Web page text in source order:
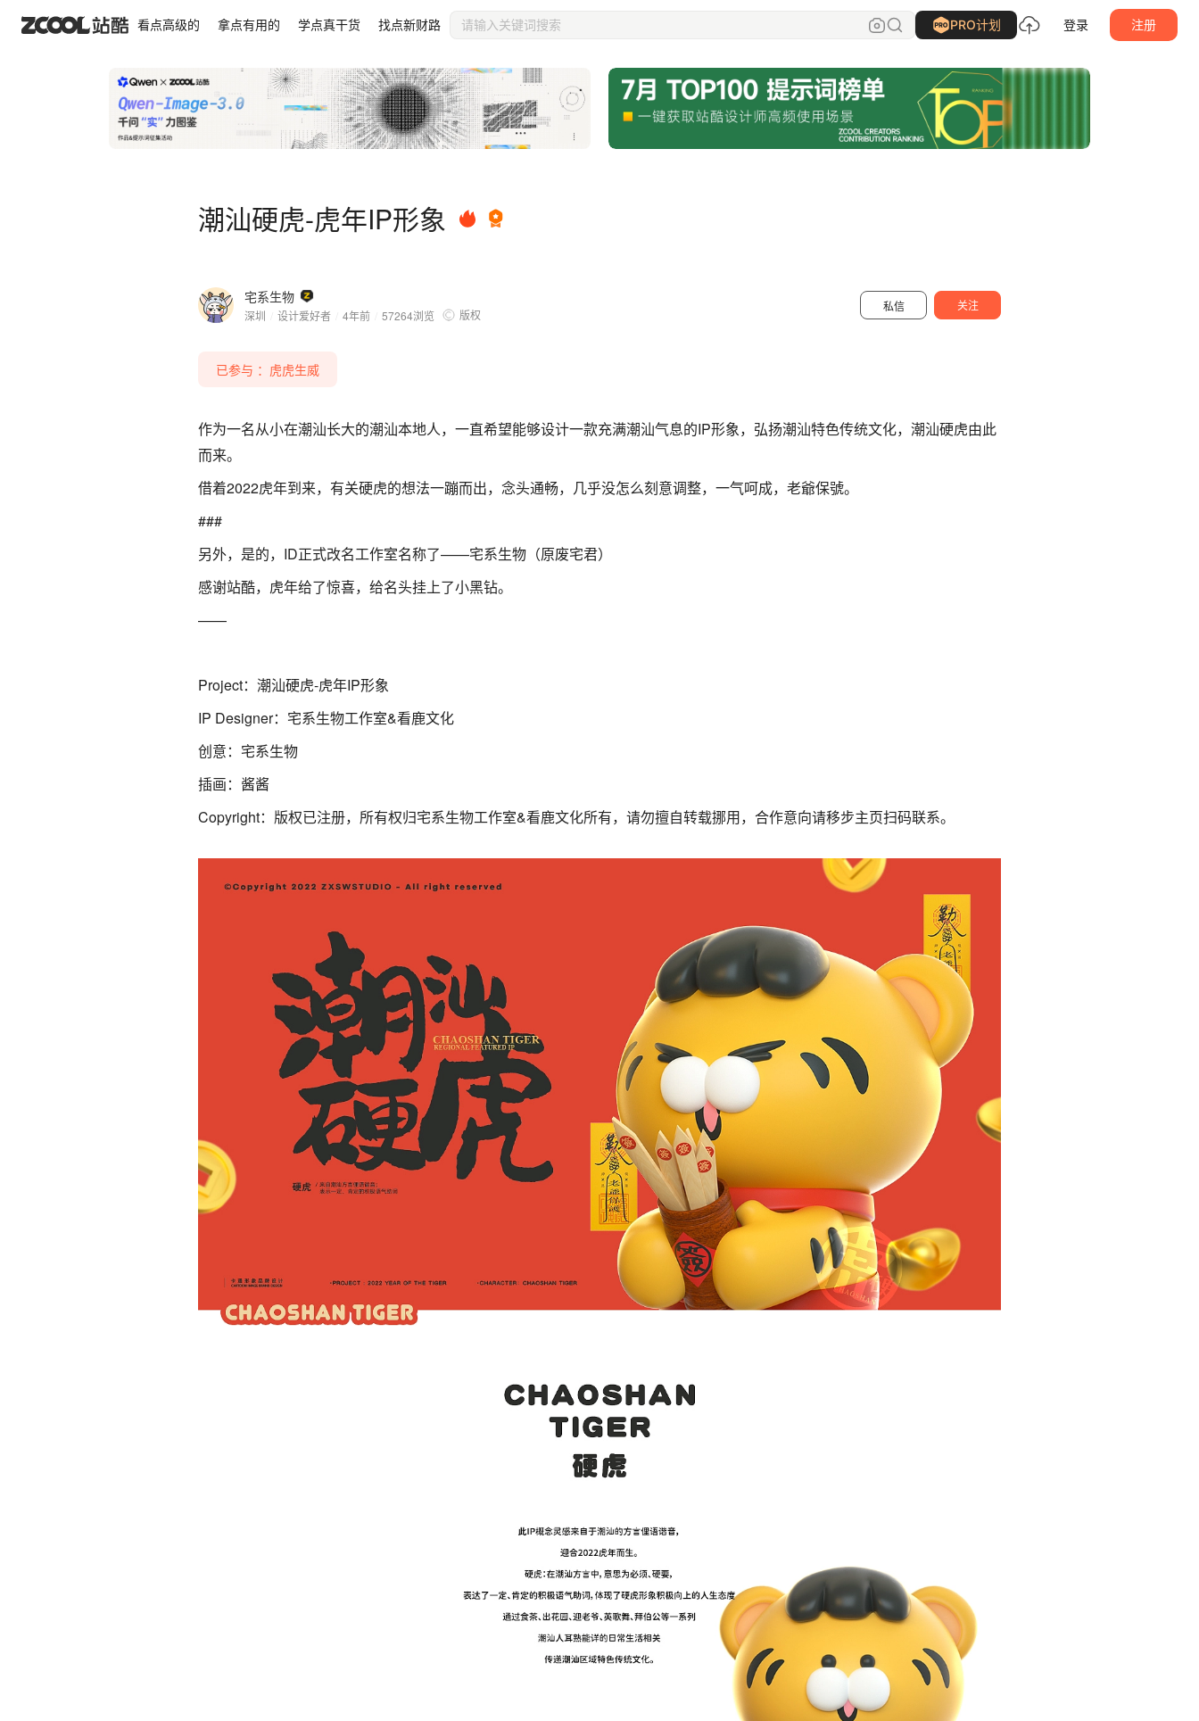
看点高级的 拿点有用的 学点真干货 找点新财路 PRO计划 登录 注册
潮汕硬虎-虎年IP形象
宅系生物
深圳 设计爱好者 4年前 57264浏览 版权
私信 关注
潮汕硬虎-虎年IP形象 宅系生物 关注
已参与 ：虎虎生威
作为一名从小在潮汕长大的潮汕本地人，一直希望能够设计一款充满潮汕气息的IP形象，弘扬潮汕特色传统文化，潮汕硬虎由此
而来。
借着2022虎年到来，有关硬虎的想法一蹦而出，念头通畅，几乎没怎么刻意调整，一气呵成，老爺保號。
###
另外，是的，ID正式改名工作室名称了——宅系生物（原废宅君）
感谢站酷，虎年给了惊喜，给名头挂上了小黑钻。
——
Project：潮汕硬虎-虎年IP形象
IP Designer：宅系生物工作室&看鹿文化
创意：宅系生物
插画：酱酱
Copyright：版权已注册，所有权归宅系生物工作室&看鹿文化所有，请勿擅自转载挪用，合作意向请移步主页扫码联系。